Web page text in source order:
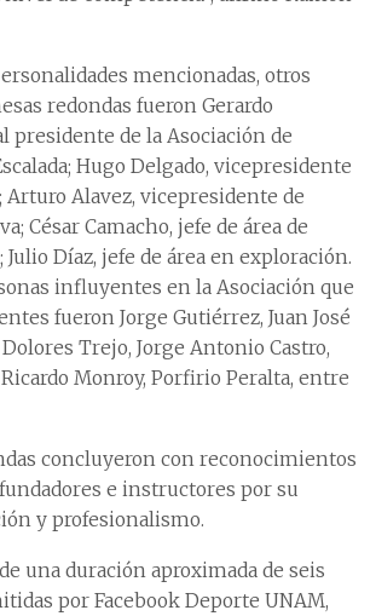
mencionadas, otros
redondas fueron Gerardo
presidente de la Asociación de
Hugo Delgado, vicepresidente
Alavez, vicepresidente de
César Camacho, jefe de área de
Julio Díaz, jefe de área en exploración.
influyentes en la Asociación que
fueron Jorge Gutiérrez, Juan José
Trejo, Jorge Antonio Castro,
Monroy, Porfirio Peralta, entre
concluyeron con reconocimientos
e instructores por su
y profesionalismo.
una duración aproximada de seis
por Facebook Deporte UNAM,